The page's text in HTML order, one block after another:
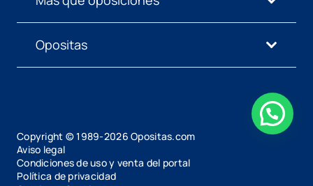
Opositas
Copyright © 1989-2026 Opositas.com
Aviso legal
Condiciones de uso y venta del portal
Política de privacidad